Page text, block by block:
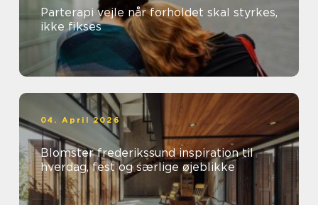
Parterapi vejle når forholdet skal styrkes,
ikke fikses
04. April 2026
Blomster frederikssund inspiration til
hverdag, fest og særlige øjeblikke